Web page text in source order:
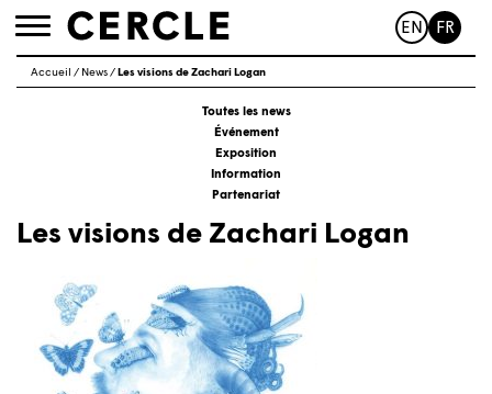
Toggle
EN FR
Accueil / News/ Les visions de Zachari Logan
Toutes les news
Événement
Exposition
Information
Partenariat
Les visions de Zachari Logan